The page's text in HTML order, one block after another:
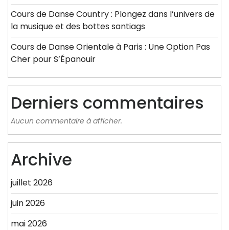
Cours de Danse Country : Plongez dans l’univers de
la musique et des bottes santiags
Cours de Danse Orientale à Paris : Une Option Pas
Cher pour S’Épanouir
Derniers commentaires
Aucun commentaire à afficher.
Archive
juillet 2026
juin 2026
mai 2026